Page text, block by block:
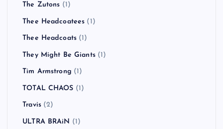
The Zutons (1)
Thee Headcoatees (1)
Thee Headcoats (1)
They Might Be Giants(1)
Tim Armstrong (1)
TOTAL CHAOS (1)
Travis(2)
ULTRA BRAiN (1)